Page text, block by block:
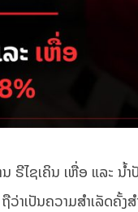
ຣີໄຊເຄິນ ເຫື່ອ ແລະ ນໍ້າ
ວ່າເປັນຄວາມສຳເລັດຄັ້ງ